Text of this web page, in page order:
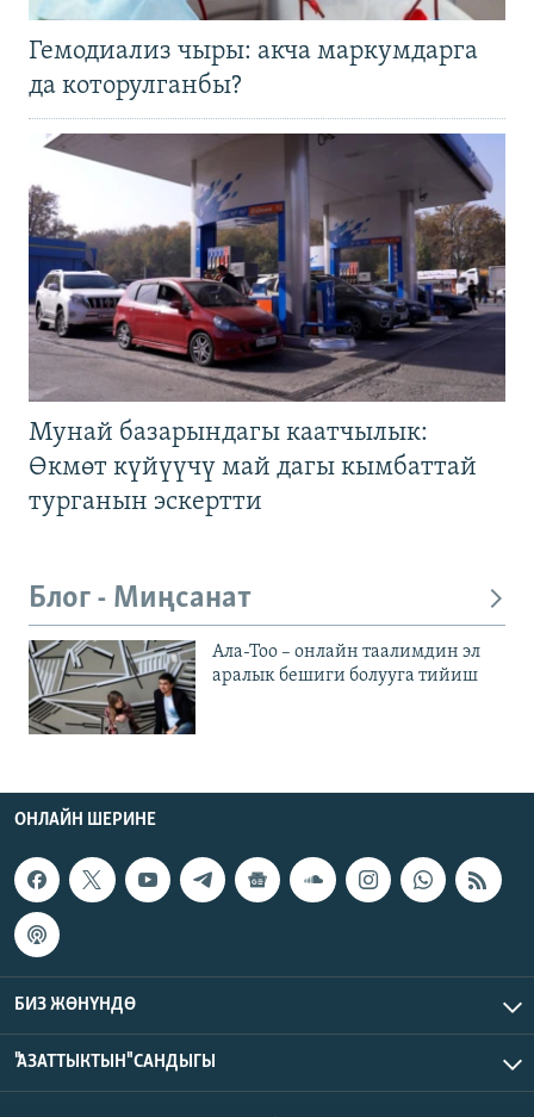
Гемодиализ чыры: акча маркумдарга
да которулганбы?
Мунай базарындагы каатчылык:
Өкмөт күйүүчү май дагы кымбаттай
турганын эскертти
Блог - Миңсанат
Ала-Тоо – онлайн таалимдин эл
аралык бешиги болууга тийиш
ОНЛАЙН ШЕРИНЕ
БИЗ ЖӨНҮНДӨ
"АЗАТТЫКТЫН" САНДЫГЫ